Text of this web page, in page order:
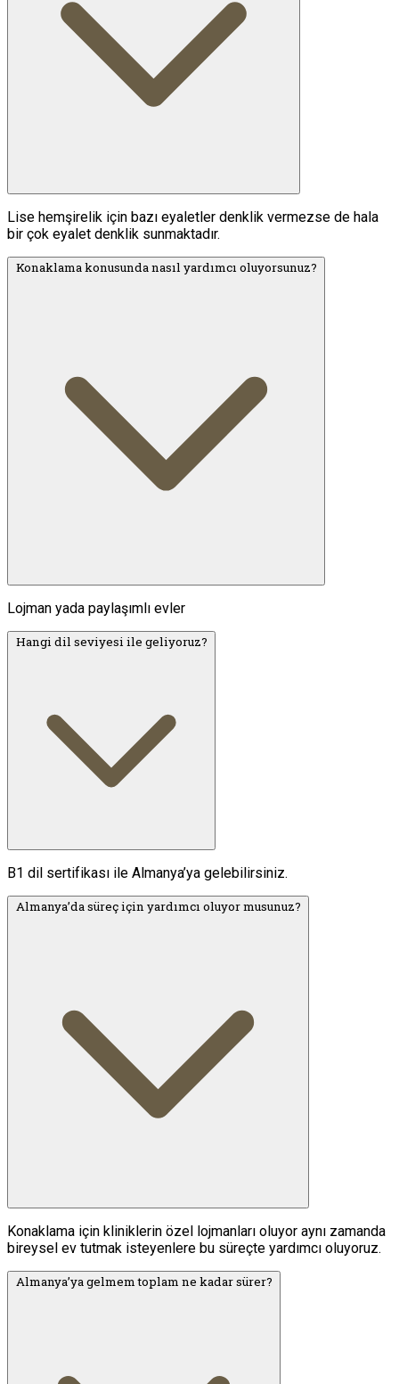
Lise hemşirelik için bazı eyaletler denklik vermezse de hala
bir çok eyalet denklik sunmaktadır.
Konaklama konusunda nasıl yardımcı oluyorsunuz?
Lojman yada paylaşımlı evler
Hangi dil seviyesi ile geliyoruz?
B1 dil sertifikası ile Almanya’ya gelebilirsiniz.
Almanya’da süreç için yardımcı oluyor musunuz?
Konaklama için kliniklerin özel lojmanları oluyor aynı zamanda
bireysel ev tutmak isteyenlere bu süreçte yardımcı oluyoruz.
Almanya’ya gelmem toplam ne kadar sürer?